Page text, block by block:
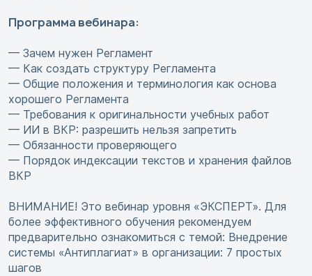
Программа вебинара:
— Зачем нужен Регламент
— Как создать структуру Регламента
— Общие положения и терминология как основа
хорошего Регламента
— Требования к оригинальности учебных работ
— ИИ в ВКР: разрешить нельзя запретить
— Обязанности проверяющего
— Порядок индексации текстов и хранения файлов
ВКР
ВНИМАНИЕ! Это вебинар уровня «ЭКСПЕРТ». Для
более эффективного обучения рекомендуем
предварительно ознакомиться с темой: Внедрение
системы «Антиплагиат» в организации: 7 простых
шагов